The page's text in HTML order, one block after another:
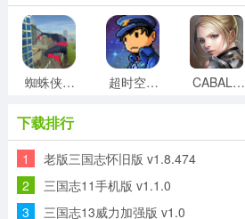
蜘蛛侠决战拉斯维加斯最新免费版 超时空星舰手机正版 CABALMOBILE汉化版
双人赛车3d手游免费版 酷跑小飞侠手游直装版
下载排行
1 老版三国志怀旧版 v1.8.474
2 三国志11手机版 v1.1.0
3 三国志13威力加强版 v1.0